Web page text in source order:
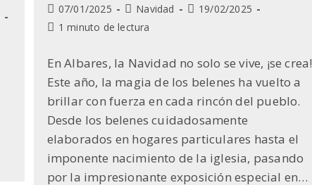
Publicación
de
07/01/2025
Categoría
de
Navidad
Última
entrada:
19/02/2025
Tiempo
lectura:
1 minuto de lectura
En Albares, la Navidad no solo se vive, ¡se crea!
Este año, la magia de los belenes ha vuelto a
brillar con fuerza en cada rincón del pueblo.
Desde los belenes cuidadosamente
elaborados en hogares particulares hasta el
imponente nacimiento de la iglesia, pasando
por la impresionante exposición especial en…